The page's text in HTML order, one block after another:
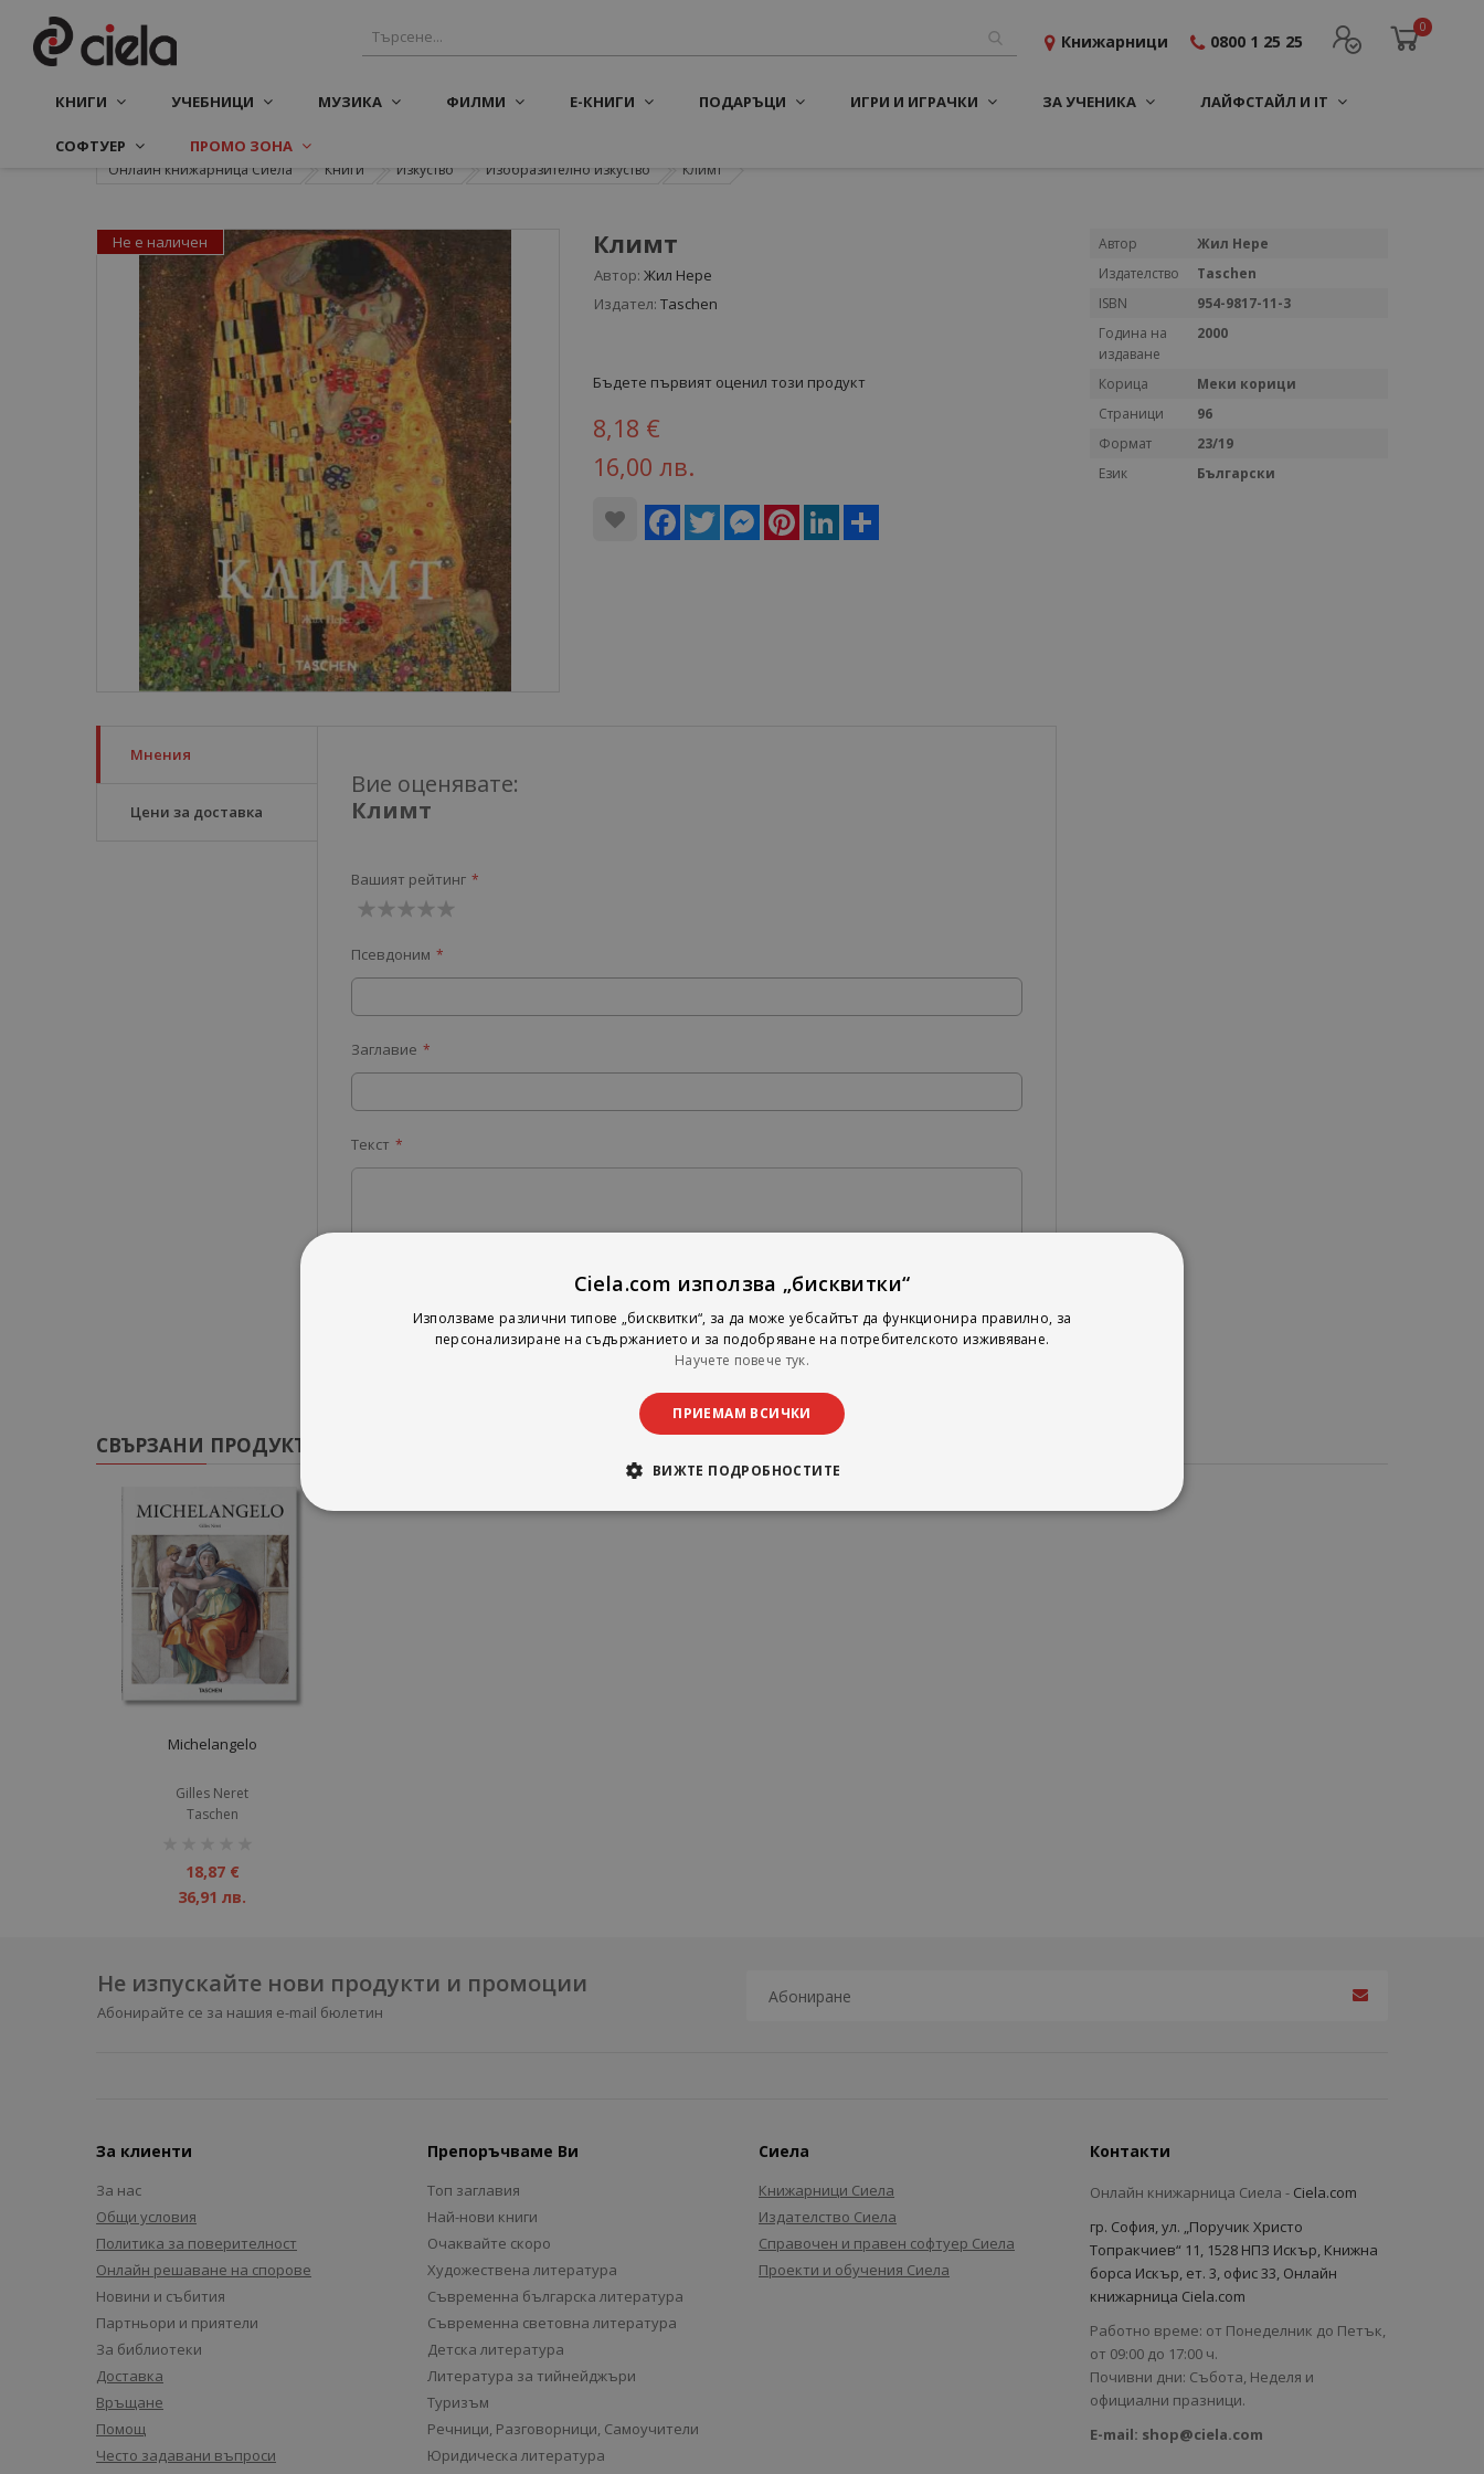
0
Книжарници 0800 1 25 25
КНИГИ УЧЕБНИЦИ МУЗИКА ФИЛМИ Е-КНИГИ ПОДАРЪЦИ ИГРИ И ИГРАЧКИ ЗА УЧЕНИКА ЛАЙФСТАЙЛ И IT
СОФТУЕР ПРОМО ЗОНА
Онлайн книжарница Сиела Книги Изкуство Изобразително изкуство Климт
Климт
Автор: Жил Нере
Издател: Taschen
Бъдете първият оценил този продукт
8,18 €
16,00 лв.
Facebook
Twitter MessengerPinterestLinkedIn
Не е наличен
Мнения
Цени за доставка
Вие оценявате:
Климт
Вашият рейтинг
звезда
звезди
звезди
звезди
звезди
Псевдоним
Заглавие
Текст
Изпрати
Повече
Автор
Жил Нере
Издателство
Taschen
ISBN
954-9817-11-3
Година на
издаване
2000
Корица
Меки корици
Страници
96
Формат
23/19
Език
Български
СВЪРЗАНИ ПРОДУКТИ
Michelangelo
Gilles Neret
Taschen
18,87 €
36,91 лв.
Не изпускайте нови продукти и промоции
Абонирайте се за нашия e-mail бюлетин
За клиенти
За нас
Общи условия
Политика за поверителност
Онлайн решаване на спорове
Новини и събития
Партньори и приятели
За библиотеки
Доставка
Връщане
Помощ
Често задавани въпроси
Препоръчваме Ви
Топ заглавия
Най-нови книги
Очаквайте скоро
Художествена литература
Съвременна българска литература
Съвременна световна литература
Детска литература
Литература за тийнейджъри
Туризъм
Речници, Разговорници, Самоучители
Юридическа литература
Сиела
Книжарници Сиела
Издателство Сиела
Справочен и правен софтуер Сиела
Проекти и обучения Сиела
Контакти
Онлайн книжарница Сиела - Ciela.com
гр. София, ул. „Поручик Христо
Топракчиев“ 11, 1528 НПЗ Искър, Книжна
борса Искър, ет. 3, офис 33, Онлайн
книжарница Ciela.com
Работно време: от Понеделник до Петък,
от 09:00 до 17:00 ч.
Почивни дни: Събота, Неделя и
официални празници.
E-mail: shop@ciela.com
Ciela.com използва „бисквитки“
Използваме различни типове „бисквитки“, за да може уебсайтът да функционира правилно, за
персонализиране на съдържанието и за подобряване на потребителското изживяване.
Научете повече тук.
ПРИЕМАМ ВСИЧКИ
ВИЖТЕ ПОДРОБНОСТИТЕ